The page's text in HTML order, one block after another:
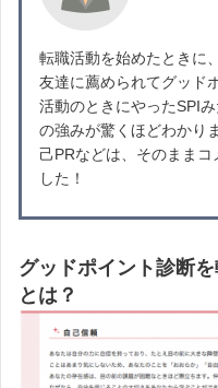
転職活動を始めたときに
友達に薦められてグッド
活動のときにやったSPI
の強みが驚くほどわかり
己PRなどは、そのまま
した！
グッドポイント診断
とは？